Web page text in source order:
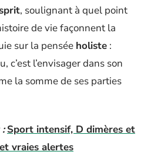
, soulignant à quel point
de vie façonnent la
sur la pensée holiste :
c’est l’envisager dans son
la somme de ses parties
Sport intensif, D dimères et
vraies alertes